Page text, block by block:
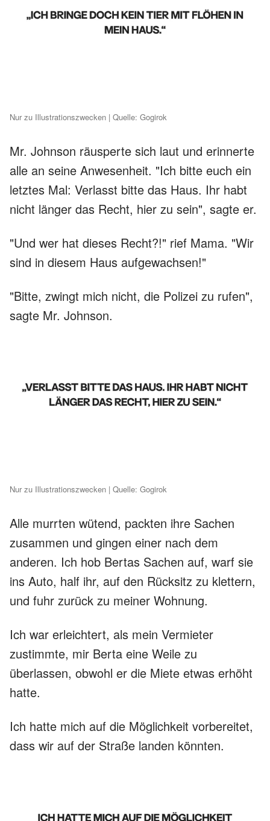
Nur zu Illustrationszwecken | Quelle: Gogirok
Mr. Johnson räusperte sich laut und erinnerte
alle an seine Anwesenheit. "Ich bitte euch ein
letztes Mal: Verlasst bitte das Haus. Ihr habt
nicht länger das Recht, hier zu sein", sagte er.
"Und wer hat dieses Recht?!" rief Mama. "Wir
sind in diesem Haus aufgewachsen!"
"Bitte, zwingt mich nicht, die Polizei zu rufen",
sagte Mr. Johnson.
Nur zu Illustrationszwecken | Quelle: Gogirok
Alle murrten wütend, packten ihre Sachen
zusammen und gingen einer nach dem
anderen. Ich hob Bertas Sachen auf, warf sie
ins Auto, half ihr, auf den Rücksitz zu klettern,
und fuhr zurück zu meiner Wohnung.
Ich war erleichtert, als mein Vermieter
zustimmte, mir Berta eine Weile zu
überlassen, obwohl er die Miete etwas erhöht
hatte.
Ich hatte mich auf die Möglichkeit vorbereitet,
dass wir auf der Straße landen könnten.